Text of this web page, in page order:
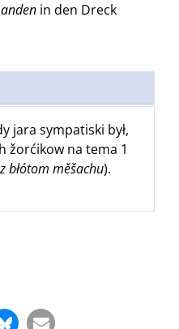
in den Dreck
jara sympatiski był,
žorćikow na tema 1
z błótom měšachu).